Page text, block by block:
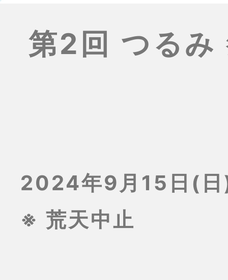
第2回 つる
2024年9月15日(
※ 荒天中止